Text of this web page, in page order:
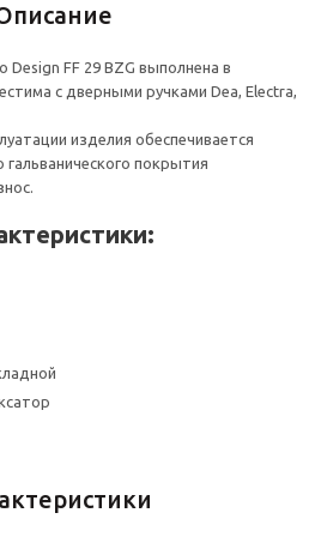
FF 29 BZG выполнена в
с дверными ручками Dea, Electra,
изделия обеспечивается
покрытия